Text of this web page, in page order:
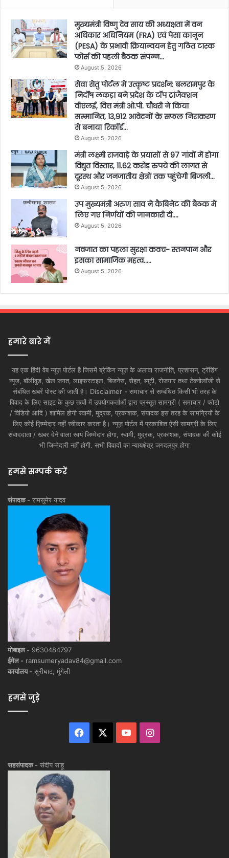
मुख्यमंत्री विष्णु देव साय की अध्यक्षता में वन
अधिकार अधिनियम (FRA) एवं पेसा कानून
(PESA) के प्रभावी क्रियान्वयन हेतु गठित टास्क
फोर्स की पहली बैठक संपन्न…
August 5, 2026
सेवा सेतु पोर्टल में उत्कृष्ट प्रदर्शन: बलरामपुर के
निर्दोष लकड़ा बने प्रदेश के टॉप ट्रांजैक्शन
वीएलई, वित्त मंत्री ओ.पी. चौधरी ने किया
सम्मानित, 13,912 आवेदनों के सफल निराकरण
से बनाया रिकॉर्ड…
August 5, 2026
मंत्री लक्ष्मी राजवाड़े के प्रयासों से 97 गांवों में होगा
विद्युत विस्तार, 11.62 करोड़ रुपये की लागत से
दूरस्थ और जनजातीय क्षेत्रों तक पहुंचेगी बिजली…
August 5, 2026
उप मुख्यमंत्री अरुण साव ने कैबिनेट की बैठक में
लिए गए निर्णयों की जानकारी दी….
August 5, 2026
नवजात का पहला सुरक्षा कवच- स्तनपान और
इसका सामाजिक महत्व…..
August 5, 2026
हमारे बारे में
यह एक हिंदी वेब न्यूज़ पोर्टल है जिसमें ब्रेकिंग न्यूज़ के अलावा राजनीति, प्रशासन, ट्रेंडिंग
न्यूज, बॉलीवुड, खेल जगत, लाइफस्टाइल, बिजनेस, सेहत, ब्यूटी, रोजगार तथा टेक्नोलॉजी से
संबंधित खबरें पोस्ट की जाती है। Disclaimer - समाचार से सम्बंधित किसी भी तरह के
विवाद के लिए साइट के कुछ तत्वों में उपयोगकर्ताओं द्वारा प्रस्तुत सामग्री ( समाचार / फोटो
/ विडियो आदि ) शामिल होगी स्वामी, मुद्रक, प्रकाशक, संपादक इस तरह के सामग्रियों के
लिए कोई ज़िम्मेदार नहीं स्वीकार करता है। न्यूज़ पोर्टल में प्रकाशित ऐसी सामग्री के लिए
संवाददाता / खबर देने वाला स्वयं जिम्मेदार होगा, स्वामी, मुद्रक, प्रकाशक, संपादक की कोई
भी जिम्मेदारी नहीं होगी. सभी विवादों का न्यायक्षेत्र जगदलपुर होगा
हमसे सम्पर्क करें
संपादक - रामसुमेर यादव
मोबाइल - 9630484797
ईमेल - ramsumeryadav84@gmail.com
कार्यालय - सुरीघाट, मुंगेली
हमसे जुड़े
Facebook YouTubeInstagram
सहसंपादक - संदीप साहू